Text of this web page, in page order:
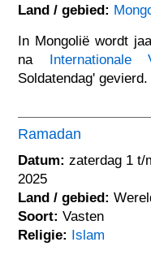
Land / gebied:
In Mongolië wordt
na Internationale
Soldatendag' gevierd.
Ramadan
Datum: zaterdag 1 t/
2025
Land / gebied:
Soort: Vasten
Religie: Islam